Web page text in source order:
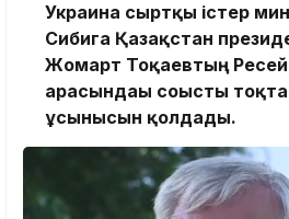
Украина сыртқы істер
Сибига Қазақстан
Жомарт Тоқаевтың
арасындағы соғысты
ұсынысын қолдады.